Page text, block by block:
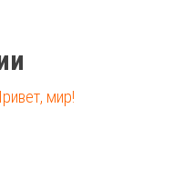
мир!